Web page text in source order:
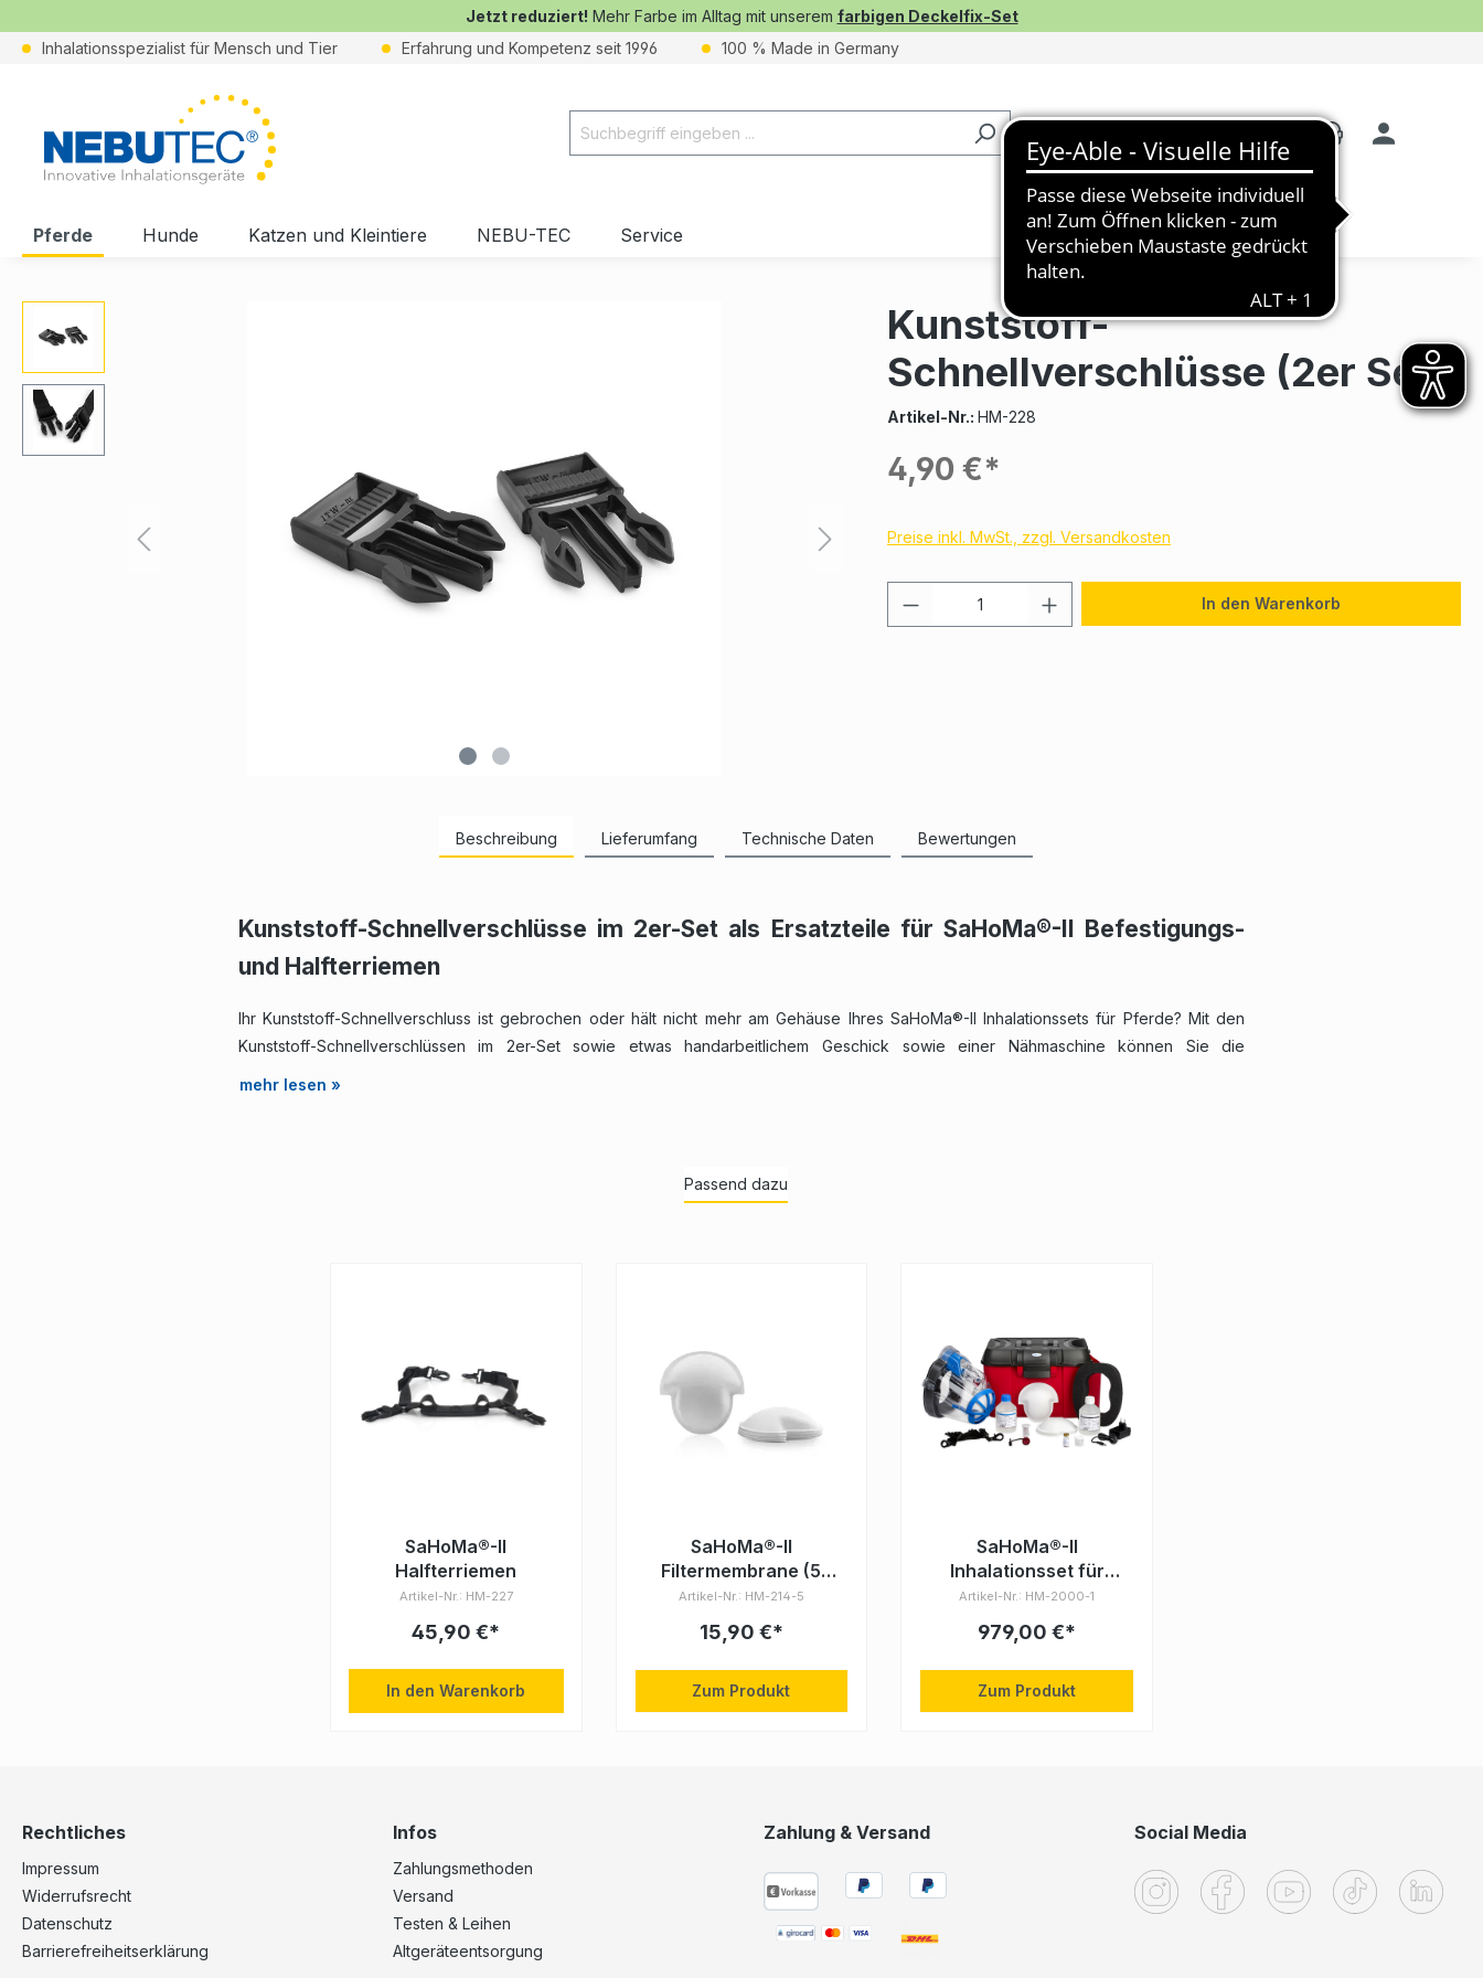
Jetzt reduziert! Mehr Farbe im Alltag mit unserem farbigen Deckelfix-Set
Inhalationsspezialist für Mensch und Tier
Erfahrung und Kompetenz seit 1996 100 % Made in Germany
Pferde Hunde Katzen und Kleintiere NEBU-TEC Service
Kunststoff-
Schnellverschlüsse (2er Set)
Artikel-Nr.: HM-228
4,90 €*
Preise inkl. MwSt., zzgl. Versandkosten
In den Warenkorb
Beschreibung Lieferumfang Technische Daten Bewertungen
Kunststoff-Schnellverschlüsse im 2er-Set als Ersatzteile für SaHoMa®-II Befestigungs-
und Halfterriemen
Ihr Kunststoff-Schnellverschluss ist gebrochen oder hält nicht mehr am Gehäuse Ihres SaHoMa®-II Inhalationssets für Pferde? Mit den
Kunststoff-Schnellverschlüssen im 2er-Set sowie etwas handarbeitlichem Geschick sowie einer Nähmaschine können Sie die
mehr lesen »
Passend dazu
SaHoMa®-II
Halfterriemen
Artikel-Nr.: HM-227
45,90 €*
In den Warenkorb
SaHoMa®-II
Filtermembrane (5
Stück)
Artikel-Nr.: HM-214-5
15,90 €*
Zum Produkt
SaHoMa®-II
Inhalationsset für
Pferde PREMIUM
Artikel-Nr.: HM-2000-1
979,00 €*
Zum Produkt
Rechtliches
Impressum
Widerrufsrecht
Datenschutz
Barrierefreiheitserklärung
Infos
Zahlungsmethoden
Versand
Testen & Leihen
Altgeräteentsorgung
Zahlung & Versand Social Media